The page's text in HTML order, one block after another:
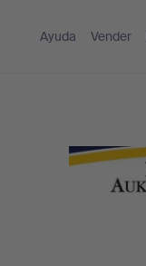
Ayuda Vender